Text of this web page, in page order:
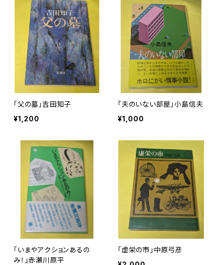
「父の墓」吉田知子
¥1,200
「夫のいない部屋」小島信夫
¥1,000
「いまやアクションあるの
み！」赤瀬川原平
「虚栄の市」中原弓彦